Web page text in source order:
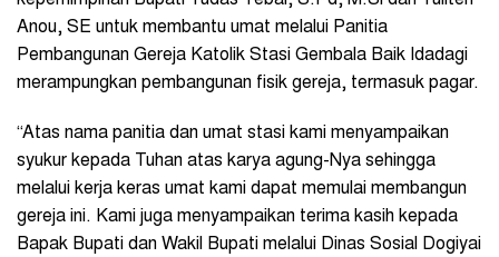
Anou, SE untuk membantu umat melalui Panitia
Pembangunan Gereja Katolik Stasi Gembala Baik Idadagi
merampungkan pembangunan fisik gereja, termasuk pagar.
“Atas nama panitia dan umat stasi kami menyampaikan
syukur kepada Tuhan atas karya agung-Nya sehingga
melalui kerja keras umat kami dapat memulai membangun
gereja ini. Kami juga menyampaikan terima kasih kepada
Bapak Bupati dan Wakil Bupati melalui Dinas Sosial Dogiyai